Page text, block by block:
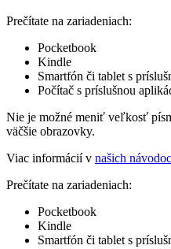
Prečítate na zariadeniach:
Pocketbook
Kindle
Smartfón či tablet s
Počítač s príslušnou
Nie je možné meniť veľkosť
väčšie obrazovky.
Viac informácií v našich
Prečítate na zariadeniach:
Pocketbook
Kindle
Smartfón či tablet s